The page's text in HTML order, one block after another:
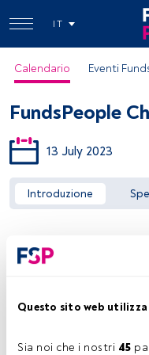
Questo sito web
Sia noi che i nostri 45
IT
Calendario Eventi
FundsPeople
13 July 2023
Introduzione